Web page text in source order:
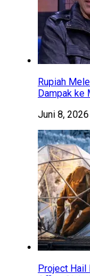
Rupiah
Dampak ke
Juni 8, 2026
Project Hail